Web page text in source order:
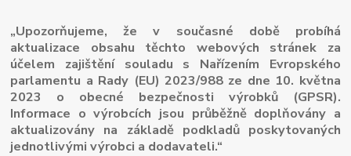
„Upozorňujeme, že v současné době probíhá
aktualizace obsahu těchto webových stránek za
účelem zajištění souladu s Nařízením Evropského
parlamentu a Rady (EU) 2023/988 ze dne 10. května
2023 o obecné bezpečnosti výrobků (GPSR).
Informace o výrobcích jsou průběžně doplňovány a
aktualizovány na základě podkladů poskytovaných
jednotlivými výrobci a dodavateli.“